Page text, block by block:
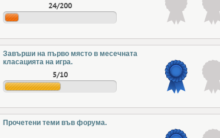
24/200
Завърши на първо място в месечната
класацията на игра.
5/10
Прочетени теми във форума.